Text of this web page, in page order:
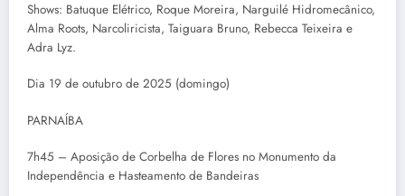
Shows: Batuque Elétrico, Roque Moreira, Narguilé Hidromecânico,
Alma Roots, Narcoliricista, Taiguara Bruno, Rebecca Teixeira e
Adra Lyz.
Dia 19 de outubro de 2025 (domingo)
PARNAÍBA
7h45 – Aposição de Corbelha de Flores no Monumento da
Independência e Hasteamento de Bandeiras